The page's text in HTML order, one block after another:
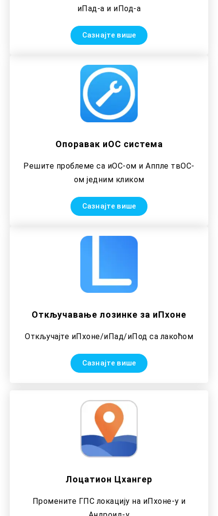
иПад-а и иПод-а
Сазнајте више
Опоравак иОС система
Решите проблеме са иОС-ом и Аппле твОС-
ом једним кликом
Сазнајте више
Откључавање лозинке за иПхоне
Откључајте иПхоне/иПад/иПод са лакоћом
Сазнајте више
Лоцатион Цхангер
Промените ГПС локацију на иПхоне-у и